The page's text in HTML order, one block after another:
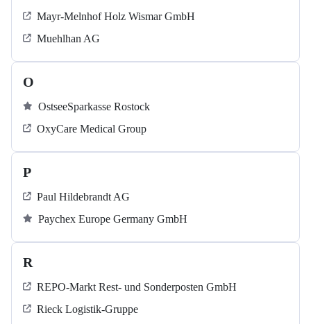
Mayr-Melnhof Holz Wismar GmbH
Muehlhan AG
O
OstseeSparkasse Rostock
OxyCare Medical Group
P
Paul Hildebrandt AG
Paychex Europe Germany GmbH
R
REPO-Markt Rest- und Sonderposten GmbH
Rieck Logistik-Gruppe